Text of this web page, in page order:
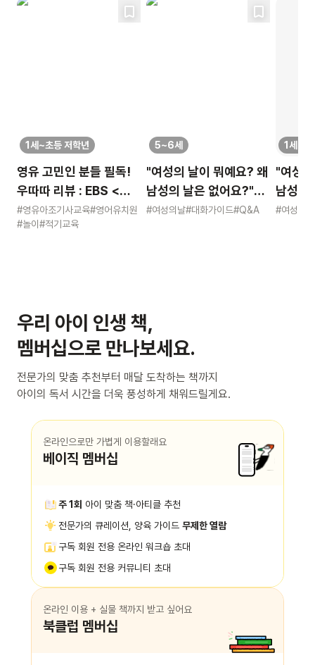
1세~초등 저학년
영유 고민인 분들 필독!
우따따 리뷰 : EBS <
영유아 사교육 보고서>
#영유아조기사교육#영어유치원
#놀이 #적기교육
5~6세
"여성의 날이 뭐예요? 왜
남성의 날은 없어요?"
묻는 어린이에게 이렇게
#여성의날#대화가이드#Q&A
1세~초
"여성
남성의
묻는
#여성의날
우리 아이 인생 책,
멤버십으로 만나보세요.
전문가의 맞춤 추천부터 매달 도착하는 책까지
아이의 독서 시간을 더욱 풍성하게 채워드릴게요.
온라인으로만 가볍게 이용할래요
베이직 멤버십
주 1회 아이 맞춤 책·아티클 추천
전문가의 큐레이션, 양육 가이드 무제한 열람
구독 회원 전용 온라인 워크숍 초대
구독 회원 전용 커뮤니티 초대
온라인 이용 + 실물 책까지 받고 싶어요
북클럽 멤버십